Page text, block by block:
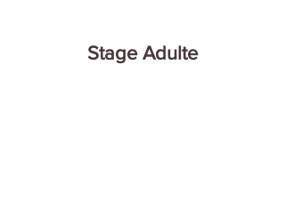
Stage Adulte